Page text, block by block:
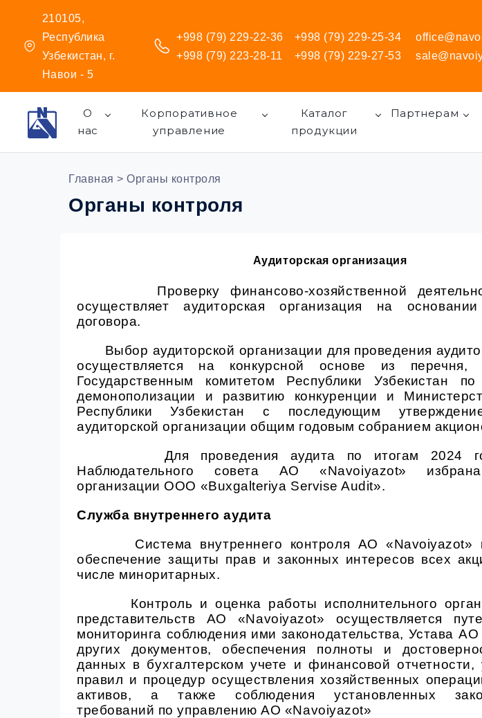
210105,
Республика
Узбекистан, г.
Навои - 5
+998 (79) 229-22-36
+998 (79) 223-28-11
+998 (79) 229-25-34
+998 (79) 229-27-53
О
нас
Корпоративное
управление
Каталог
продукции
Партнерам
Главная > Органы контроля
Органы контроля
Аудиторская организация
Проверку финансово-хозяйственной
осуществляет аудиторская организация на основании
договора.
Выбор аудиторской организации для проведения
осуществляется на конкурсной основе из перечня,
Государственным комитетом Республики Узбекистан по
демонополизации и развитию конкуренции и
Республики Узбекистан с последующим
аудиторской организации общим годовым собранием
Для проведения аудита по итогам 2024
Наблюдательного совета АО «Navoiyazot» избрана
организации ООО «Buxgalteriya Servise Audit».
Служба внутреннего аудита
Система внутреннего контроля АО «Navoiyazot»
обеспечение защиты прав и законных интересов всех
числе миноритарных.
Контроль и оценка работы исполнительного
представительств АО «Navoiyazot» осуществляется
мониторинга соблюдения ими законодательства, Устава АО
других документов, обеспечения полноты и
данных в бухгалтерском учете и финансовой отчетности,
правил и процедур осуществления хозяйственных
активов, а также соблюдения установленных
требований по управлению АО «Navoiyazot»